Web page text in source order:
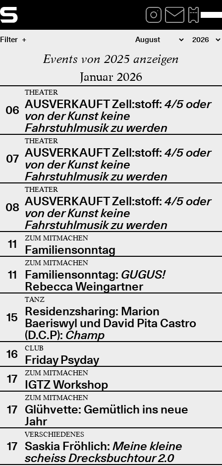
Filter
Events von 2025 anzeigen
Januar 2026
06
THEATER
AUSVERKAUFT Zell:stoff: 4/5 oder
von der Kunst keine
Fahrstuhlmusik zu werden
07
THEATER
AUSVERKAUFT Zell:stoff: 4/5 oder
von der Kunst keine
Fahrstuhlmusik zu werden
08
THEATER
AUSVERKAUFT Zell:stoff: 4/5 oder
von der Kunst keine
Fahrstuhlmusik zu werden
11
ZUM MITMACHEN
Familiensonntag
11
ZUM MITMACHEN
Familiensonntag: GUGUS!
Rebecca Weingartner
15
TANZ
Residenzsharing: Marion
Baeriswyl und David Pita Castro
(D.C.P): Champ
16
CLUB
Friday Psyday
17
ZUM MITMACHEN
IGTZ Workshop
17
ZUM MITMACHEN
Glühvette: Gemütlich ins neue
Jahr
17
VERSCHIEDENES
Saskia Fröhlich: Meine kleine
scheiss Drecksbuchtour 2.0